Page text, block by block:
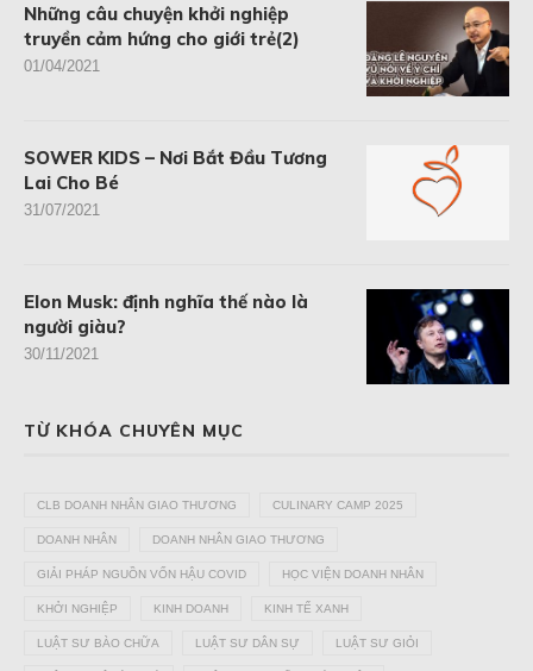
Những câu chuyện khởi nghiệp
truyền cảm hứng cho giới trẻ(2)
01/04/2021
SOWER KIDS – Nơi Bắt Đầu Tương
Lai Cho Bé
31/07/2021
Elon Musk: định nghĩa thế nào là
người giàu?
30/11/2021
TỪ KHÓA CHUYÊN MỤC
CLB DOANH NHÂN GIAO THƯƠNG CULINARY CAMP 2025
DOANH NHÂN DOANH NHÂN GIAO THƯƠNG
GIẢI PHÁP NGUỒN VỐN HẬU COVID HỌC VIỆN DOANH NHÂN
KHỞI NGHIỆP KINH DOANH KINH TẾ XANH
LUẬT SƯ BÀO CHỮA LUẬT SƯ DÂN SỰ LUẬT SƯ GIỎI